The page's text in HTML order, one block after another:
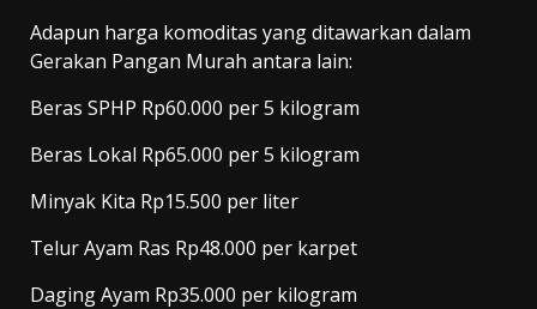
Adapun harga komoditas yang ditawarkan dalam
Gerakan Pangan Murah antara lain:
Beras SPHP Rp60.000 per 5 kilogram
Beras Lokal Rp65.000 per 5 kilogram
Minyak Kita Rp15.500 per liter
Telur Ayam Ras Rp48.000 per karpet
Daging Ayam Rp35.000 per kilogram